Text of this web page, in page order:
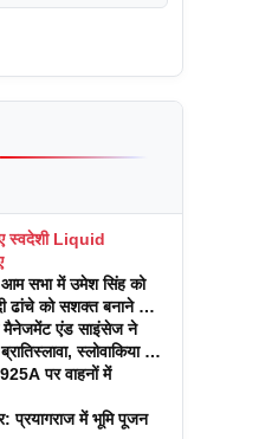
स्वदेशी Liquid
आम सभा में उमेश सिंह को
ढांचे को सशक्त बनाने का
मैनेजमेंट एंड साइंसेज ने
स्लोवाकिया के
रणनीतियों पर एक
पर वाहनों में
प्रयागराज में भूमि पूजन